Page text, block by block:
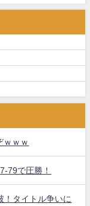
ｗｗｗ
79で圧勝！
！タイトル争いに